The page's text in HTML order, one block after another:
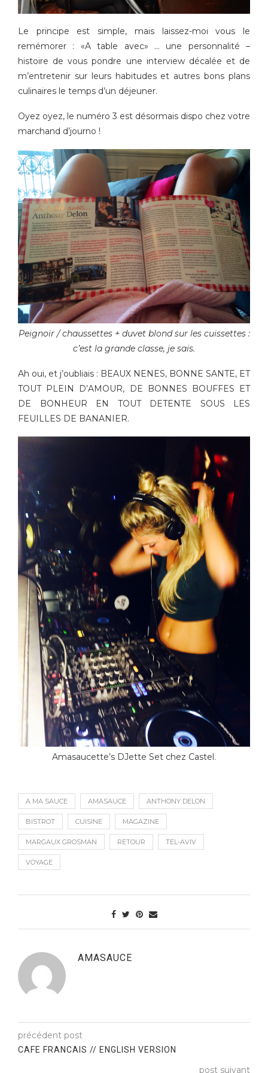
Le principe est simple, mais laissez-moi vous le
remémorer : «A table avec» … une personnalité –
histoire de vous pondre une interview décalée et de
m’entretenir sur leurs habitudes et autres bons plans
culinaires le temps d’un déjeuner.
Oyez oyez, le numéro 3 est désormais dispo chez votre
marchand d’journo !
Peignoir / chaussettes + duvet blond sur les cuissettes :
c’est la grande classe, je sais.
Ah oui, et j’oubliais : BEAUX NENES, BONNE SANTE, ET
TOUT PLEIN D’AMOUR, DE BONNES BOUFFES ET
DE BONHEUR EN TOUT DETENTE SOUS LES
FEUILLES DE BANANIER.
Amasaucette’s DJette Set chez Castel.
A MA SAUCE AMASAUCE ANTHONY DELON
BISTROT CUISINE MAGAZINE
MARGAUX GROSMAN RETOUR TEL-AVIV
VOYAGE
AMASAUCE
précédent post
CAFE FRANCAIS // ENGLISH VERSION
post suivant